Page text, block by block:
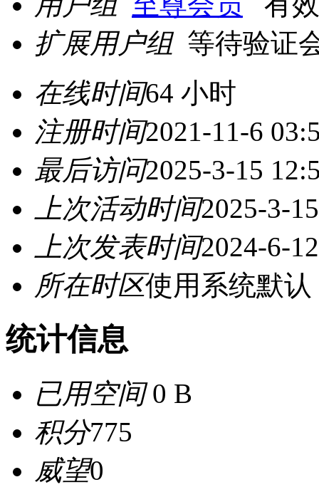
扩展用户组 等待验证
在线时间64 小时
注册时间2021-11-6
最后访问2025-3-15
上次活动时间2025-3-
上次发表时间2024-6-
所在时区使用系统默认
统计信息
已用空间0 B
积分775
威望0